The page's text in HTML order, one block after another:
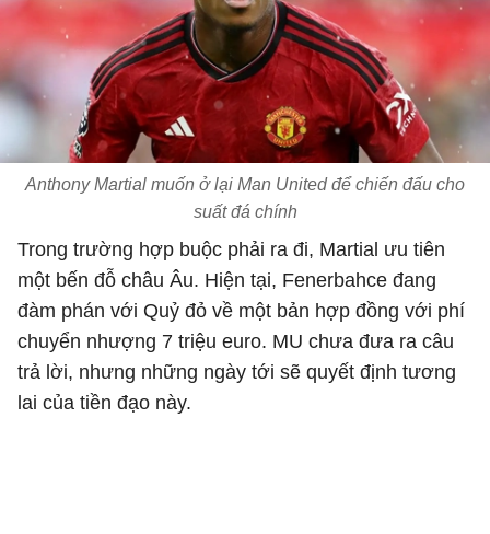
Anthony Martial muốn ở lại Man United để chiến đấu cho
suất đá chính
Trong trường hợp buộc phải ra đi, Martial ưu tiên
một bến đỗ châu Âu. Hiện tại, Fenerbahce đang
đàm phán với Quỷ đỏ về một bản hợp đồng với phí
chuyển nhượng 7 triệu euro. MU chưa đưa ra câu
trả lời, nhưng những ngày tới sẽ quyết định tương
lai của tiền đạo này.